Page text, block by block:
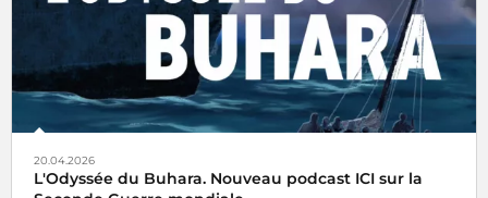
20.04.2026
L'Odyssée du Buhara. Nouveau podcast ICI sur la